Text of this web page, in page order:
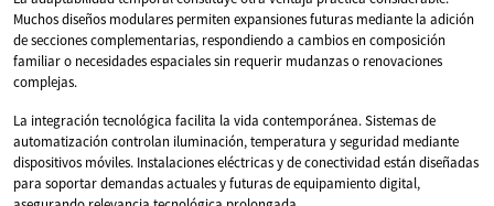
Muchos diseños modulares permiten expansiones futuras mediante la adición
de secciones complementarias, respondiendo a cambios en composición
familiar o necesidades espaciales sin requerir mudanzas o renovaciones
complejas.
La integración tecnológica facilita la vida contemporánea. Sistemas de
automatización controlan iluminación, temperatura y seguridad mediante
dispositivos móviles. Instalaciones eléctricas y de conectividad están diseñadas
para soportar demandas actuales y futuras de equipamiento digital,